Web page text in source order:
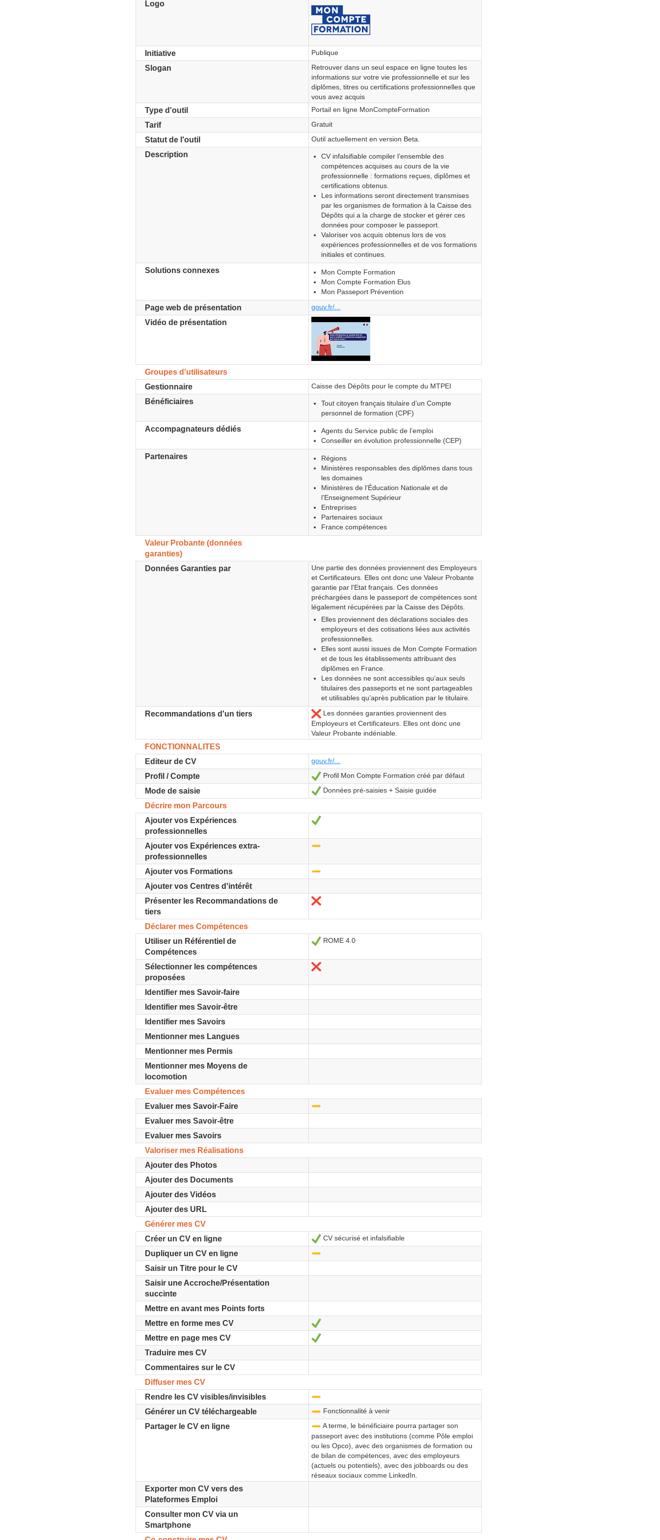
Logo
Initiative Publique
Slogan
Retrouver dans un seul espace en ligne toutes les
informations sur votre vie professionnelle et sur les
diplômes, titres ou certifications professionnelles que
vous avez acquis
Type d'outil Portail en ligne MonCompteFormation
Tarif Gratuit
Statut de l'outil Outil actuellement en version Beta.
Description
CV infalsifiable compiler l’ensemble des
compétences acquises au cours de la vie
professionnelle : formations reçues, diplômes et
certifications obtenus.
Les informations seront directement transmises
par les organismes de formation à la Caisse des
Dépôts qui a la charge de stocker et gérer ces
données pour composer le passeport.
Valoriser vos acquis obtenus lors de vos
expériences professionnelles et de vos formations
initiales et continues.
Solutions connexes
Mon Compte Formation
Mon Compte Formation Elus
Mon Passeport Prévention
Page web de présentation gouv.fr/...
Vidéo de présentation
Groupes d'utilisateurs
Gestionnaire
Caisse des Dépôts pour le compte du MTPEI
Bénéficiaires
Tout citoyen français titulaire d’un Compte
personnel de formation (CPF)
Accompagnateurs dédiés
Agents du Service public de l’emploi
Conseiller en évolution professionnelle (CEP)
Partenaires
Régions
Ministères responsables des diplômes dans tous
les domaines
Ministères de l’Éducation Nationale et de
l’Enseignement Supérieur
Entreprises
Partenaires sociaux
France compétences
Valeur Probante (données
garanties)
Données Garanties par
Une partie des données proviennent des Employeurs
et Certificateurs. Elles ont donc une Valeur Probante
garantie par l'Etat français. Ces données
préchargées dans le passeport de compétences sont
légalement récupérées par la Caisse des Dépôts.
Elles proviennent des déclarations sociales des
employeurs et des cotisations liées aux activités
professionnelles.
Elles sont aussi issues de Mon Compte Formation
et de tous les établissements attribuant des
diplômes en France.
Les données ne sont accessibles qu’aux seuls
titulaires des passeports et ne sont partageables
et utilisables qu’après publication par le titulaire.
Recommandations d'un tiers Non
Les données garanties proviennent des
Employeurs et Certificateurs. Elles ont donc une
Valeur Probante indéniable.
FONCTIONNALITES
Editeur de CV
gouv.fr/...
Profil / Compte Oui
Profil Mon Compte Formation créé par défaut
Mode de saisie Oui
Données pré-saisies + Saisie guidée
Décrire mon Parcours
Ajouter vos Expériences
professionnelles
Oui
Ajouter vos Expériences extra-
professionnelles
Ajouter vos Formations
Ajouter vos Centres d'intérêt
Présenter les Recommandations de
tiers
Non
Déclarer mes Compétences
Utiliser un Référentiel de
Compétences
Oui
ROME 4.0
Sélectionner les compétences
proposées
Non
Identifier mes Savoir-faire
Identifier mes Savoir-être
Identifier mes Savoirs
Mentionner mes Langues
Mentionner mes Permis
Mentionner mes Moyens de
locomotion
Evaluer mes Compétences
Evaluer mes Savoir-Faire
Evaluer mes Savoir-être
Evaluer mes Savoirs
Valoriser mes Réalisations
Ajouter des Photos
Ajouter des Documents
Ajouter des Vidéos
Ajouter des URL
Générer mes CV
Créer un CV en ligne
Oui
CV sécurisé et infalsifiable
Dupliquer un CV en ligne
Saisir un Titre pour le CV
Saisir une Accroche/Présentation
succinte
Mettre en avant mes Points forts
Mettre en forme mes CV
Mettre en page mes CV Oui
Traduire mes CV
Commentaires sur le CV
Diffuser mes CV
Rendre les CV visibles/invisibles
Générer un CV téléchargeable Fonctionnalité à venir
Partager le CV en ligne -A terme, le bénéficiaire pourra partager son
passeport avec des institutions (comme Pôle emploi
ou les Opco), avec des organismes de formation ou
de bilan de compétences, avec des employeurs
(actuels ou potentiels), avec des jobboards ou des
réseaux sociaux comme LinkedIn.
Exporter mon CV vers des
Plateformes Emploi
Consulter mon CV via un
Smartphone